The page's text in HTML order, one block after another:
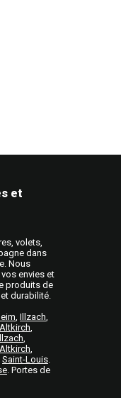
et
volets,
dans
Nous
envies et
produits de
durabilité.
,Illzach,
Altkirch,
,
Altkirch,
Saint-Louis.
. Portes de